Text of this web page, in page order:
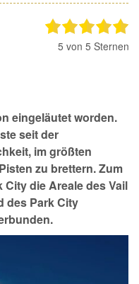
5 von 5 Sternen
eingeläutet worden.
seit der
im größten
zu brettern. Zum
die Areale des Vail
des Park City